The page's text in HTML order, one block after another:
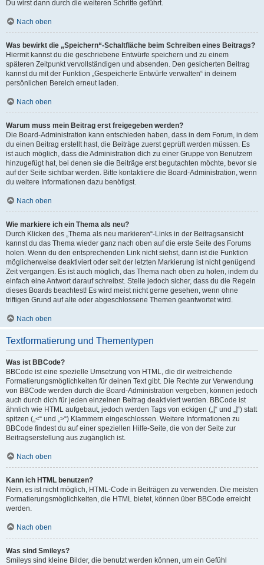
Du wirst dann durch die weiteren Schritte geführt.
Nach oben
Was bewirkt die „Speichern“-Schaltfläche beim Schreiben eines Beitrags?
Hiermit kannst du die geschriebene Entwürfe speichern und zu einem
späteren Zeitpunkt vervollständigen und absenden. Den gesicherten Beitrag
kannst du mit der Funktion „Gespeicherte Entwürfe verwalten“ in deinem
persönlichen Bereich erneut laden.
Nach oben
Warum muss mein Beitrag erst freigegeben werden?
Die Board-Administration kann entschieden haben, dass in dem Forum, in dem
du einen Beitrag erstellt hast, die Beiträge zuerst geprüft werden müssen. Es
ist auch möglich, dass die Administration dich zu einer Gruppe von Benutzern
hinzugefügt hat, bei denen sie die Beiträge erst begutachten möchte, bevor sie
auf der Seite sichtbar werden. Bitte kontaktiere die Board-Administration, wenn
du weitere Informationen dazu benötigst.
Nach oben
Wie markiere ich ein Thema als neu?
Durch Klicken des „Thema als neu markieren“-Links in der Beitragsansicht
kannst du das Thema wieder ganz nach oben auf die erste Seite des Forums
holen. Wenn du den entsprechenden Link nicht siehst, dann ist die Funktion
möglicherweise deaktiviert oder seit der letzten Markierung ist nicht genügend
Zeit vergangen. Es ist auch möglich, das Thema nach oben zu holen, indem du
einfach eine Antwort darauf schreibst. Stelle jedoch sicher, dass du die Regeln
dieses Boards beachtest! Es wird meist nicht gerne gesehen, wenn ohne
triftigen Grund auf alte oder abgeschlossene Themen geantwortet wird.
Nach oben
Textformatierung und Thementypen
Was ist BBCode?
BBCode ist eine spezielle Umsetzung von HTML, die dir weitreichende
Formatierungsmöglichkeiten für deinen Text gibt. Die Rechte zur Verwendung
von BBCode werden durch die Board-Administration vergeben, können jedoch
auch durch dich für jeden einzelnen Beitrag deaktiviert werden. BBCode ist
ähnlich wie HTML aufgebaut, jedoch werden Tags von eckigen („[“ und „]“) statt
spitzen („<“ und „>“) Klammern eingeschlossen. Weitere Informationen zu
BBCode findest du auf einer speziellen Hilfe-Seite, die von der Seite zur
Beitragserstellung aus zugänglich ist.
Nach oben
Kann ich HTML benutzen?
Nein, es ist nicht möglich, HTML-Code in Beiträgen zu verwenden. Die meisten
Formatierungsmöglichkeiten, die HTML bietet, können über BBCode erreicht
werden.
Nach oben
Was sind Smileys?
Smileys sind kleine Bilder, die benutzt werden können, um ein Gefühl